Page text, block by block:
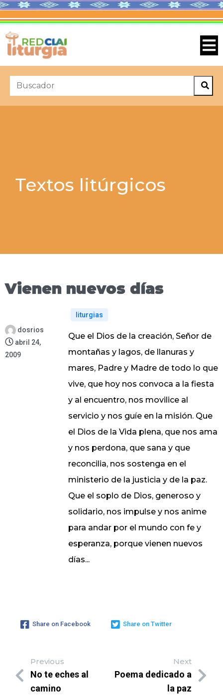
Textos litúrgicos
Vienen nuevos días
dosrios
abril 24,
2009
liturgias
Que el Dios de la creación, Señor de
montañas y lagos, de llanuras y
mares, Padre y Madre de todo lo que
vive, que hoy nos convoca a la fiesta
y al encuentro, nos movilice al
servicio y nos guíe en la misión. Que
el Dios de la Vida plena, que nos ama
y nos perdona, que sana y que
reconcilia, nos sostenga en el
ministerio de la justicia y de la paz.
Que el soplo de Dios, generoso y
solidario, nos impulse y nos anime
para andar por el mundo con fe y
esperanza, porque vienen nuevos
días...
Share on Facebook Share on Twitter
Previous
No te eches al
camino
Next
Poema dedicado a
la paz